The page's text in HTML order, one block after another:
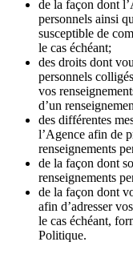
de la façon dont
personnels ainsi
susceptible de
le cas échéant;
des droits dont
personnels
vos
d’un
des différentes
l’Agence afin de
renseignements
de la façon dont
renseignements
de la façon dont
afin d’adresser
le cas échéant,
Politique.